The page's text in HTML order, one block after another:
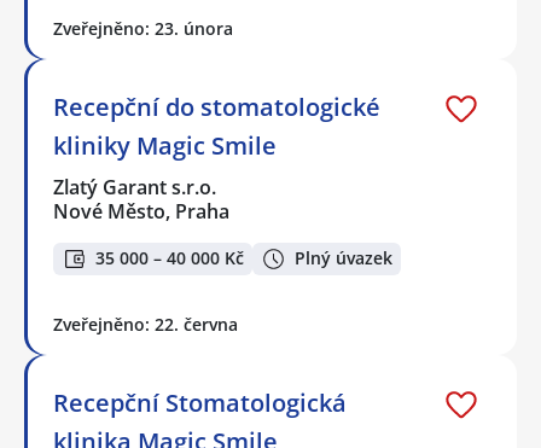
Zveřejněno: 23. února
Recepční do stomatologické
kliniky Magic Smile
Zlatý Garant s.r.o.
Nové Město, Praha
35 000 – 40 000 Kč Plný úvazek
Zveřejněno: 22. června
Recepční Stomatologická
klinika Magic Smile